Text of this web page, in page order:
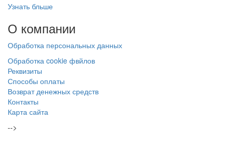
Узнать бльше
О компании
Обработка персональных данных
Обработка cookie фвйлов
Реквизиты
Способы оплаты
Возврат денежных средств
Контакты
Карта сайта
-->